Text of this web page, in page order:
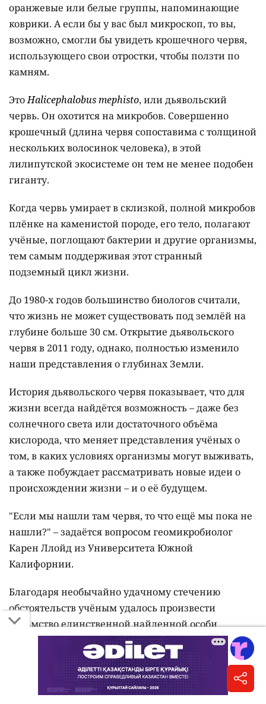
оранжевые или белые группы, напоминающие
коврики. А если бы у вас был микроскоп, то вы,
возможно, смогли бы увидеть крошечного червя,
использующего свои отростки, чтобы ползти по
камням.
ЭтоHalicephalobus mephisto, или дьявольский
червь. Он охотится на микробов. Совершенно
крошечный (длина червя сопоставима с толщиной
нескольких волосинок человека), в этой
лилипутской экосистеме он тем не менее подобен
гиганту.
Когда червь умирает в склизкой, полной микробов
плёнке на каменистой породе, его тело, полагают
учёные, поглощают бактерии и другие организмы,
тем самым поддерживая этот странный
подземный цикл жизни.
До 1980-х годов большинство биологов считали,
что жизнь не может существовать под землёй на
глубине больше 30 см. Открытие дьявольского
червя в 2011 году, однако, полностью изменило
наши представления о глубинах Земли.
История дьявольского червя показывает, что для
жизни всегда найдётся возможность – даже без
солнечного света или достаточного объёма
кислорода, что меняет представления учёных о
том, в каких условиях организмы могут выживать,
а также побуждает рассматривать новые идеи о
происхождении жизни – и о её будущем.
"Если мы нашли там червя, то что ещё мы пока не
нашли?" – задаётся вопросом геомикробиолог
Карен Ллойд из Университета Южной
Калифорнии.
Благодаря необычайно удачному стечению
обстоятельств учёным удалось произвести
потомство единственной найденной особи
дьявольского червя. С тех пор они активно изучают
получившихся отпрысков, чтобы понять, как этот
вид выживает в раскалённой и тёмной Земле.